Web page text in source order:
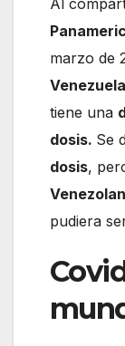
marzo de
Venezuela
tiene una
dosis. Se
dosis,
pudiera